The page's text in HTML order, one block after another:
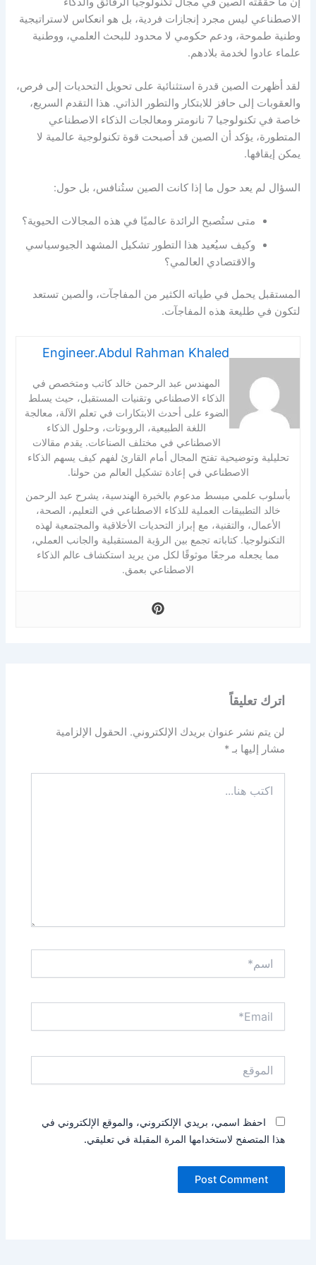
الاصطناعي ليس مجرد إنجازات فردية، بل هو انعكاس لاستراتيجية
وطنية طموحة، ودعم حكومي لا محدود للبحث العلمي، ووطنية
علماء عادوا لخدمة بلادهم.
لقد أظهرت الصين قدرة استثنائية على تحويل التحديات إلى فرص،
والعقوبات إلى حافز للابتكار والتطور الذاتي. هذا التقدم السريع،
خاصة في تكنولوجيا 7 نانومتر ومعالجات الذكاء الاصطناعي
المتطورة، يؤكد أن الصين قد أصبحت قوة تكنولوجية عالمية لا
يمكن إيقافها.
السؤال لم يعد حول ما إذا كانت الصين ستُنافس، بل حول:
متى ستُصبح الرائدة عالميًا في هذه المجالات الحيوية؟
وكيف سيُعيد هذا التطور تشكيل المشهد الجيوسياسي
والاقتصادي العالمي؟
المستقبل يحمل في طياته الكثير من المفاجآت، والصين تستعد
لتكون في طليعة هذه المفاجآت.
Engineer.Abdul Rahman Khaled
المهندس عبد الرحمن خالد كاتب ومتخصص في
الذكاء الاصطناعي وتقنيات المستقبل، حيث يسلط
الضوء على أحدث الابتكارات في تعلم الآلة، معالجة
اللغة الطبيعية، الروبوتات، وحلول الذكاء
الاصطناعي في مختلف الصناعات. يقدم مقالات
تحليلية وتوضيحية تفتح المجال أمام القارئ لفهم كيف يسهم الذكاء
الاصطناعي في إعادة تشكيل العالم من حولنا.
بأسلوب علمي مبسط مدعوم بالخبرة الهندسية، يشرح عبد الرحمن
خالد التطبيقات العملية للذكاء الاصطناعي في التعليم، الصحة،
الأعمال، والتقنية، مع إبراز التحديات الأخلاقية والمجتمعية لهذه
التكنولوجيا. كتاباته تجمع بين الرؤية المستقبلية والجانب العملي،
مما يجعله مرجعًا موثوقًا لكل من يريد استكشاف عالم الذكاء
الاصطناعي بعمق.
اترك تعليقاً
لن يتم نشر عنوان بريدك الإلكتروني. الحقول الإلزامية
مشار إليها بـ*
هنا...
احفظ اسمي، بريدي الإلكتروني، والموقع الإلكتروني في
هذا المتصفح لاستخدامها المرة المقبلة في تعليقي.